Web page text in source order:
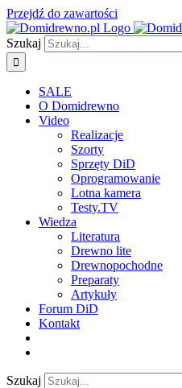
Przejdź do zawartości
Szukaj
SALE
O Domidrewno
Video
Realizacje
Szorty
Sprzęty DiD
Oprogramowanie
Lotna kamera
Testy.TV
Wiedza
Literatura
Drewno lite
Drewnopochodne
Preparaty
Artykuły
Forum DiD
Kontakt
Szukaj